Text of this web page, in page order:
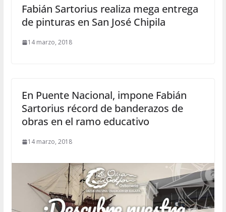
Fabián Sartorius realiza mega entrega
de pinturas en San José Chipila
14 marzo, 2018
En Puente Nacional, impone Fabián
Sartorius récord de banderazos de
obras en el ramo educativo
14 marzo, 2018